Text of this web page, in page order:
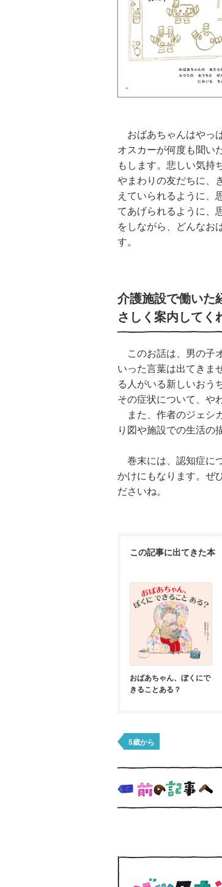
おばあちゃんはやっ
オスカーが何度も聞い
もします。悲しい気持
やまわりの友だちに、
えていられるように、
てあげられるように
をしながら、 どんなお
す。
介護施設で働いた
さしく案内してく
このお話は、男の子
いった言葉は出てきま
る人がいる新しいおう
その症状について、や
また、作者のジェシ
り図や施設での生活の
巻末には、認知症に
かけにもなります。ぜ
ださいね。
この記事に出てきた本
おばあちゃん、ぼくにで
きることある？
5歳から